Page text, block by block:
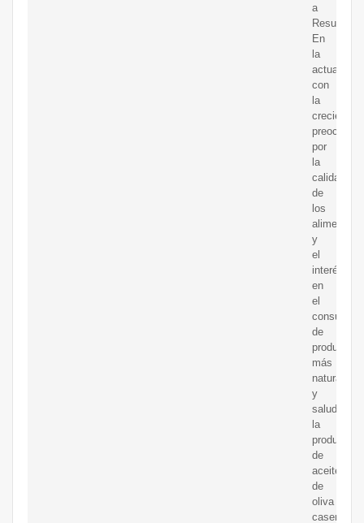
a
Resurgir
En
la
actualidad,
con
la
creciente
por
la
calidad
de
los
alimentos
y
el
interés
en
el
consumo
de
productos
más
naturales
y
la
producción
de
aceite
de
oliva
casero